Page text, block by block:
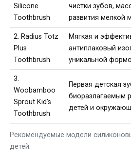
Рекомендуемые модели
детей:
Silicone
Toothbrush
чистки зубов,
развития мелкой
2. Radius Totz
Plus
Toothbrush
Мягкая и
антиплаковый
уникальной
3.
Woobamboo
Sprout Kid’s
Toothbrush
Первая детская
биоразлагаемым
детей и